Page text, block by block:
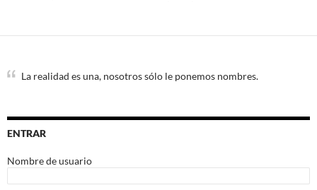
La realidad es una, nosotros sólo le ponemos nombres.
ENTRAR
Nombre de usuario